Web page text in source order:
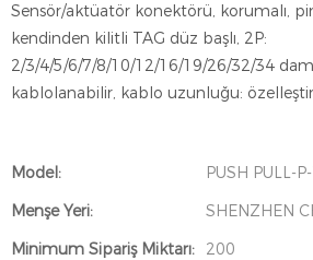
Sensör/aktüatör konektörü, korumalı,
kendinden kilitli TAG düz başlı, 2P:
2/3/4/5/6/7/8/10/12/16/19/26/32/34
kablolanabilir, kablo uzunluğu:
Model:
PUSH PULL-
Menşe Yeri:
SHENZHEN
Minimum Sipariş Miktarı:
200